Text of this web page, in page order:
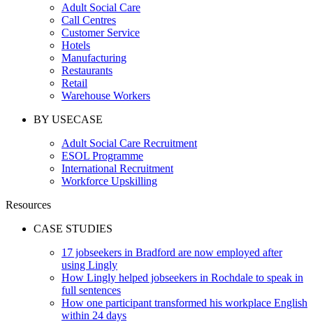
Adult Social Care
Call Centres
Customer Service
Hotels
Manufacturing
Restaurants
Retail
Warehouse Workers
BY USECASE
Adult Social Care Recruitment
ESOL Programme
International Recruitment
Workforce Upskilling
Resources
CASE STUDIES
17 jobseekers in Bradford are now employed after
using Lingly
How Lingly helped jobseekers in Rochdale to speak in
full sentences
How one participant transformed his workplace English
within 24 days